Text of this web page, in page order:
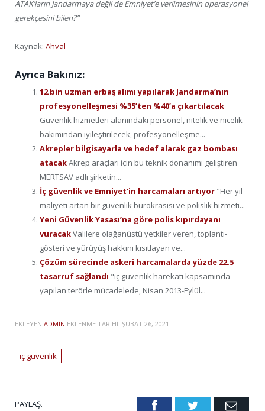
ATAK’ların Jandarmaya değil de Emniyet’e verilmesinin operasyonel
gerekçesini bilen?”
Kaynak: Ahval
Ayrıca Bakınız:
12 bin uzman erbaş alımı yapılarak Jandarma’nın
profesyonelleşmesi %35’ten %40’a çıkartılacak
Güvenlik hizmetleri alanındaki personel, nitelik ve nicelik
bakımından iyileştirilecek, profesyonelleşme...
Akrepler bilgisayarla ve hedef alarak gaz bombası
atacakAkrep araçları için bu teknik donanımı geliştiren
MERTSAV adlı şirketin...
İç güvenlik ve Emniyet’in harcamaları artıyor "Her yıl
maliyeti artan bir güvenlik bürokrasisi ve polislik hizmeti...
Yeni Güvenlik Yasası’na göre polis kıpırdayanı
vuracakValilere olağanüstü yetkiler veren, toplantı-
gösteri ve yürüyüş hakkını kısıtlayan ve...
Çözüm sürecinde askeri harcamalarda yüzde 22.5
tasarruf sağlandı "iç güvenlik harekatı kapsamında
yapılan terörle mücadelede, Nisan 2013-Eylül...
EKLEYEN ADMIN EKLENME TARIHI: ŞUBAT 26, 2021
iç güvenlik
PAYLAŞ. FacebookTwitter Email